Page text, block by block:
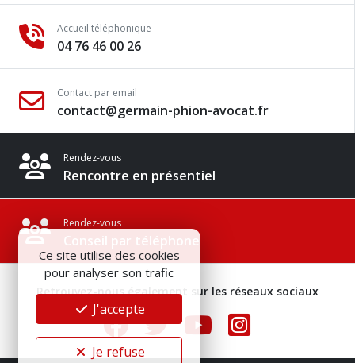
Accueil téléphonique
04 76 46 00 26
Contact par email
contact@germain-phion-avocat.fr
Rendez-vous
Rencontre en présentiel
Rendez-vous
Conseil par téléphone
Retrouvez-nous également sur les réseaux sociaux
Ce site utilise des cookies
pour analyser son trafic
J'accepte
Je refuse